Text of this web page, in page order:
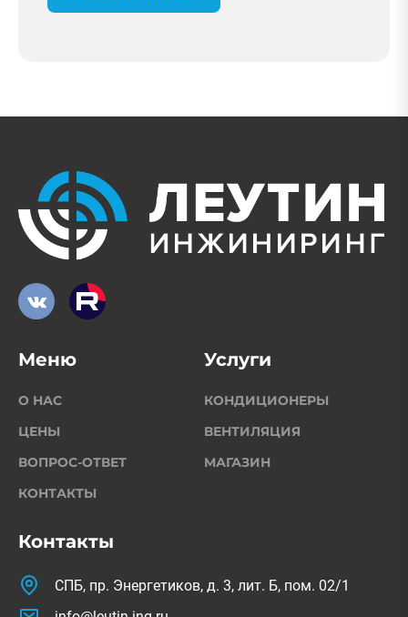
Контакты
СПБ, пр. Энергетиков, д. 3, лит. Б, пом. 02/1
Меню
О НАС
ЦЕНЫ
ВОПРОС-ОТВЕТ
КОНТАКТЫ
Услуги
КОНДИЦИОНЕРЫ
ВЕНТИЛЯЦИЯ
МАГАЗИН